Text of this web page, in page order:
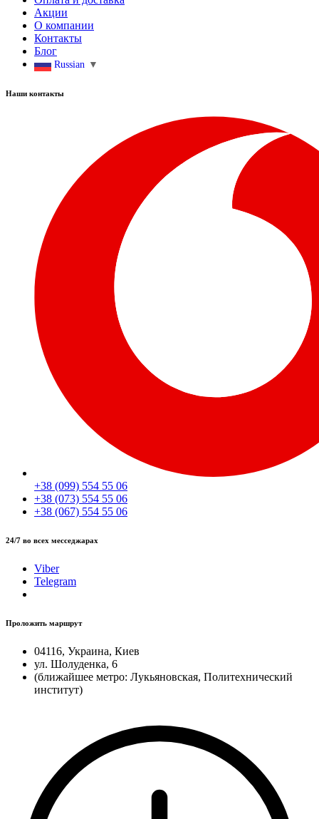
Акции
О компании
Контакты
Блог
Russian ▼
Наши контакты
+38 (099) 554 55 06
+38 (073) 554 55 06
+38 (067) 554 55 06
24/7 во всех месседжарах
Viber
Telegram
Проложить маршрут
04116, Украина, Киев
ул. Шолуденка, 6
(ближайшее метро: Лукьяновская, Политехнический
институт)